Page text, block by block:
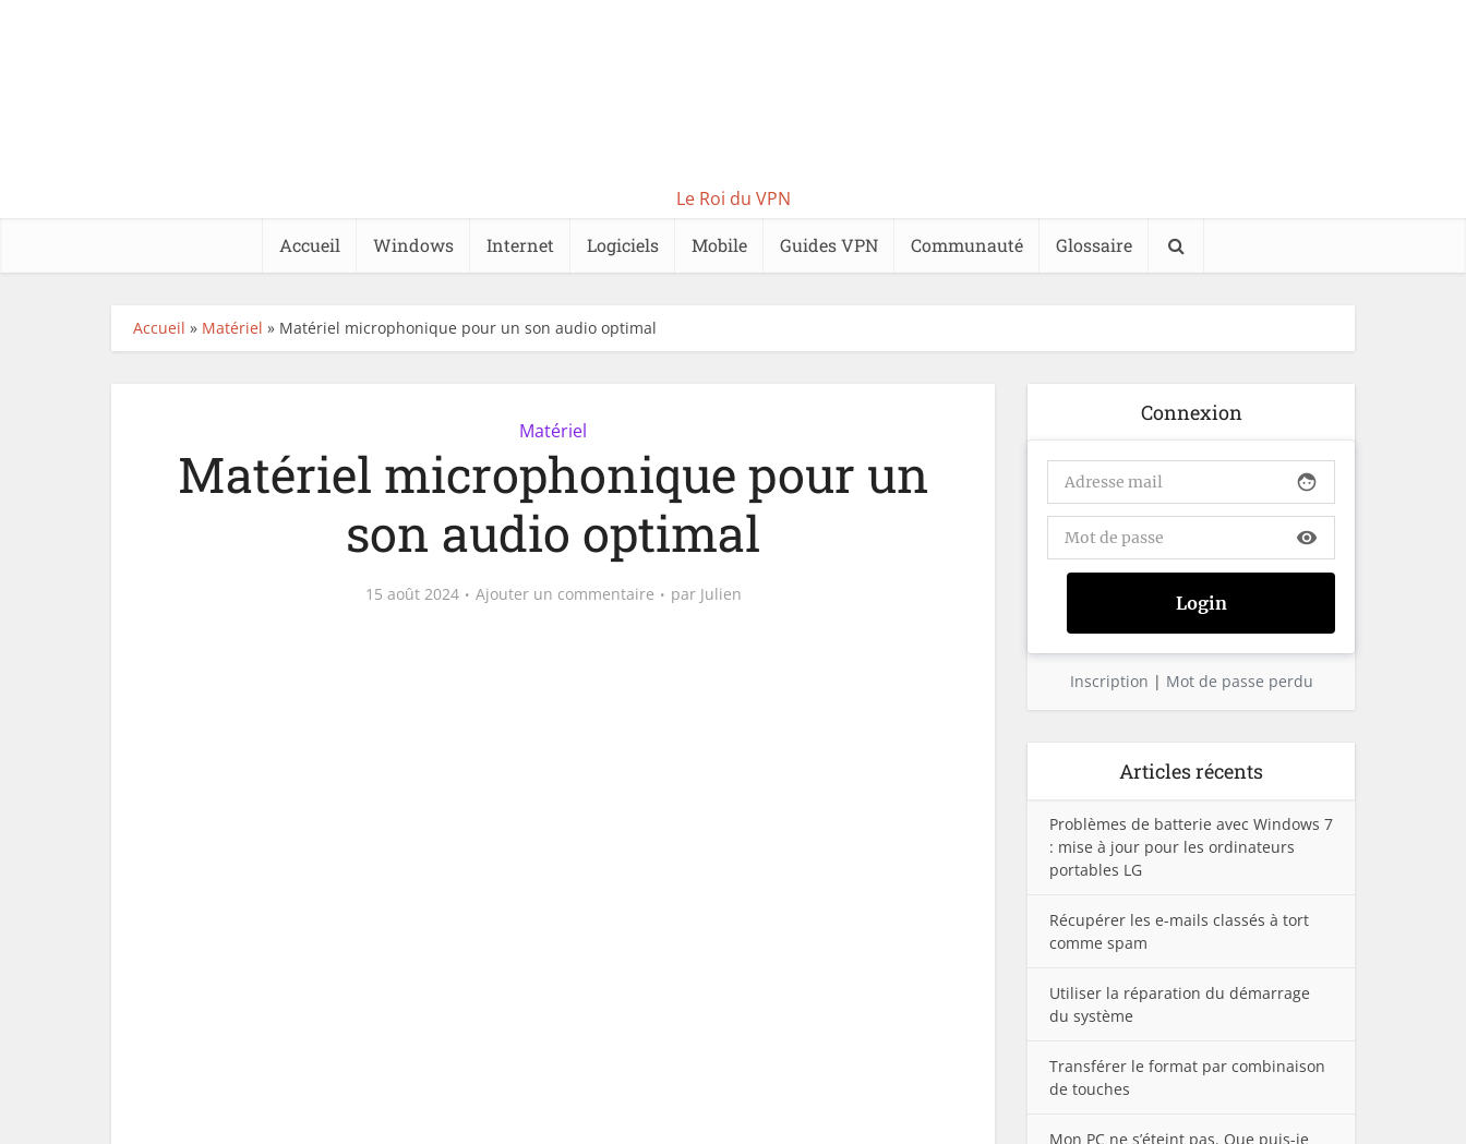
Le Roi du VPN
Accueil Windows Internet Logiciels Mobile Guides VPN Communauté Glossaire
Accueil » Matériel » Matériel microphonique pour un son audio optimal
Matériel
Matériel microphonique pour un
son audio optimal
15 août 2024 Ajouter un commentaire par Julien
Connexion
face
visibility
Inscription | Mot de passe perdu
Articles récents
Problèmes de batterie avec Windows 7
: mise à jour pour les ordinateurs
portables LG
Récupérer les e-mails classés à tort
comme spam
Utiliser la réparation du démarrage
du système
Transférer le format par combinaison
de touches
Mon PC ne s’éteint pas. Que puis-je